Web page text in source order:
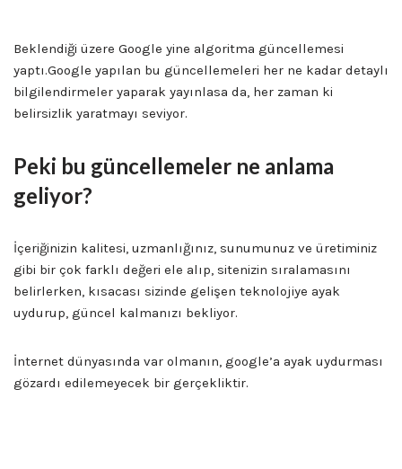
Beklendiği üzere Google yine algoritma güncellemesi
yaptı.Google yapılan bu güncellemeleri her ne kadar detaylı
bilgilendirmeler yaparak yayınlasa da, her zaman ki
belirsizlik yaratmayı seviyor.
Peki bu güncellemeler ne anlama
geliyor?
İçeriğinizin kalitesi, uzmanlığınız, sunumunuz ve üretiminiz
gibi bir çok farklı değeri ele alıp, sitenizin sıralamasını
belirlerken, kısacası sizinde gelişen teknolojiye ayak
uydurup, güncel kalmanızı bekliyor.
İnternet dünyasında var olmanın, google’a ayak uydurması
gözardı edilemeyecek bir gerçekliktir.